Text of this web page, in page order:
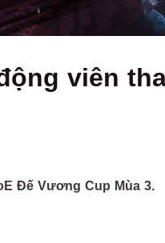
viên
Đế Vương Cup Mùa 3.